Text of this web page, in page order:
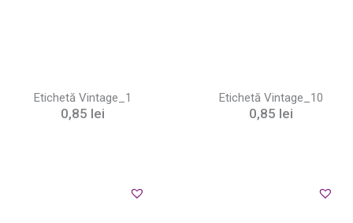
Etichetă Vintage_1
0,85 lei
Etichetă Vintage_10
0,85 lei